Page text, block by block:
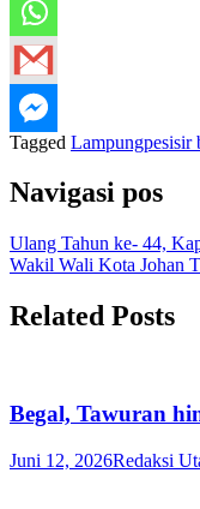
Tagged Lampungpesisir
Navigasi pos
Ulang Tahun ke- 44,
Wakil Wali Kota Johan
Related Posts
Begal, Tawuran
Juni 12, 2026Redaksi